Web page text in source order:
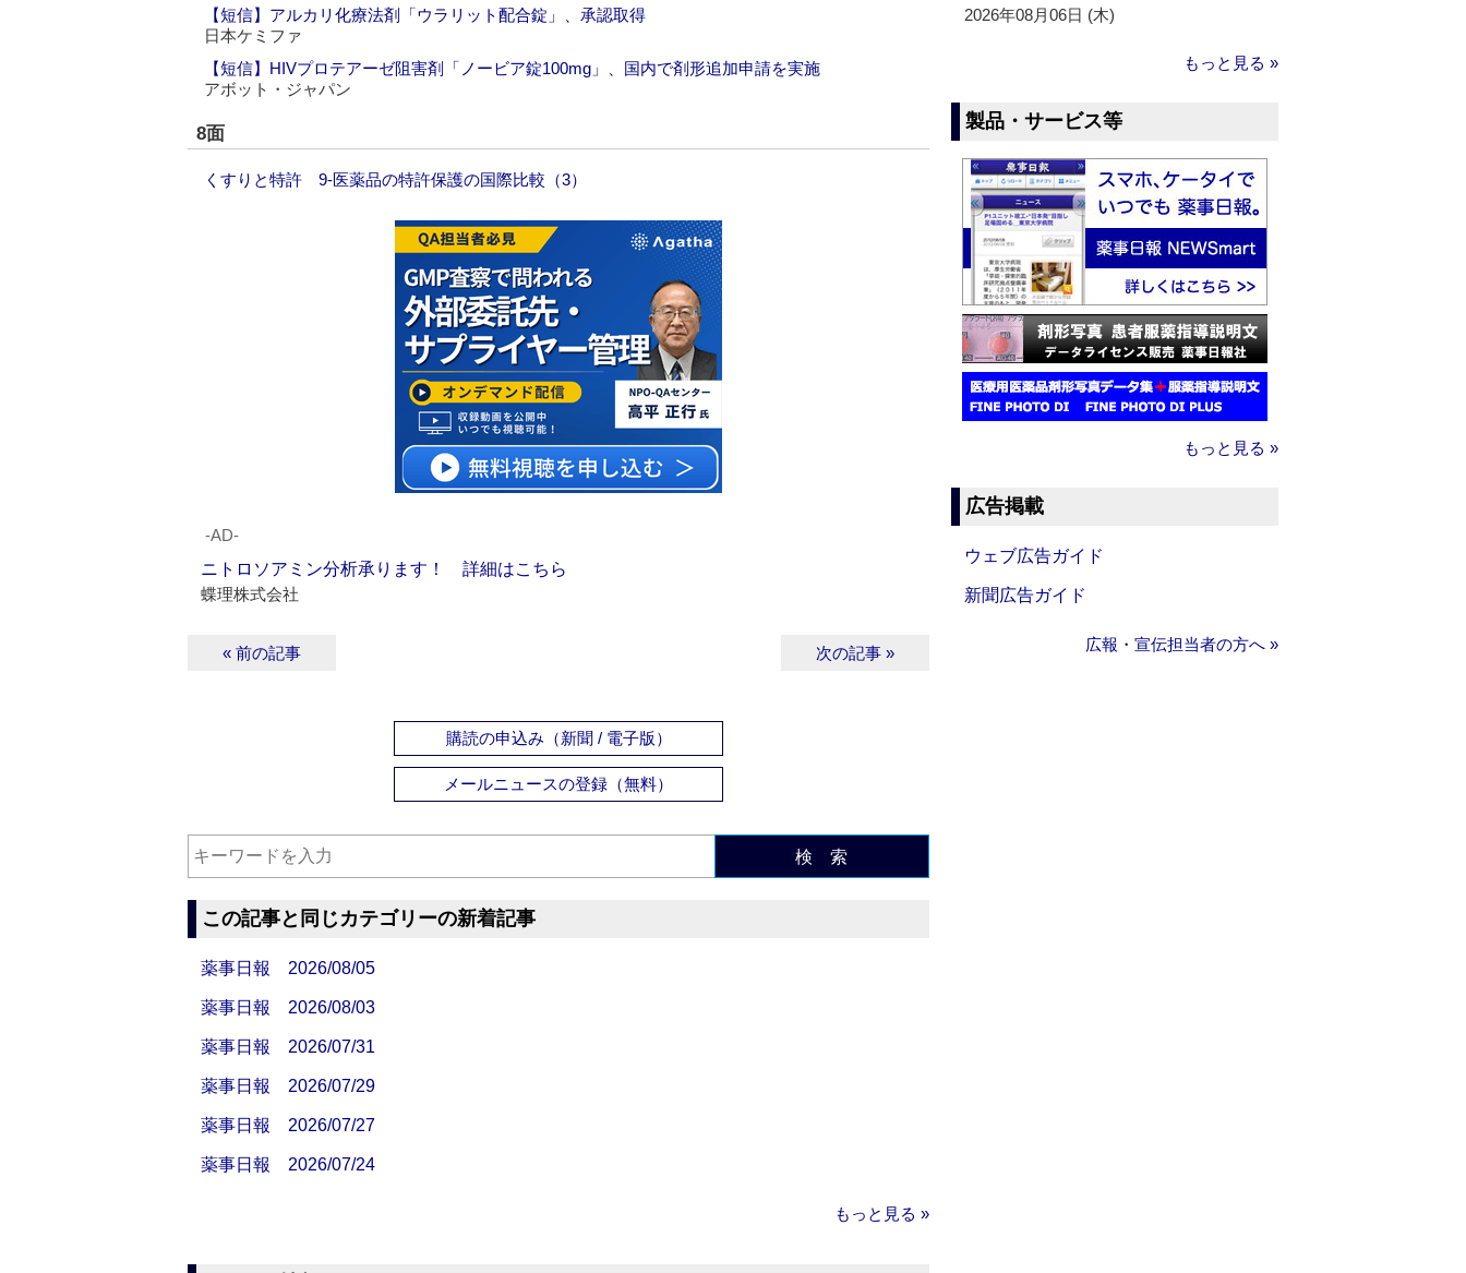
【短信】アルカリ化療法剤「ウラリット配合錠」、承認取得
日本ケミファ
【短信】HIVプロテアーゼ阻害剤「ノービア錠100mg」、国内で剤形追加申請を実施
アボット・ジャパン
8面
くすりと特許 9‐医薬品の特許保護の国際比較（3）
‐AD‐
ニトロソアミン分析承ります！ 詳細はこちら
蝶理株式会社
« 前の記事 次の記事 »
購読の申込み（新聞 / 電子版）
メールニュースの登録（無料）
検 索
この記事と同じカテゴリーの新着記事
薬事日報 2026/08/05
薬事日報 2026/08/03
薬事日報 2026/07/31
薬事日報 2026/07/29
薬事日報 2026/07/27
薬事日報 2026/07/24
もっと見る »
2026年08月06日 (木)
もっと見る »
製品・サービス等
もっと見る »
広告掲載
ウェブ広告ガイド
新聞広告ガイド
広報・宣伝担当者の方へ »